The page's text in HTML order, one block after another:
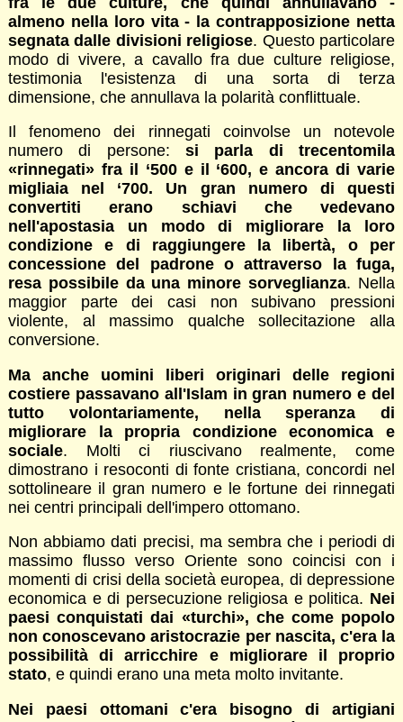
almeno nella loro vita - la contrapposizione netta
segnata dalle divisioni religiose. Questo particolare
modo di vivere, a cavallo fra due culture religiose,
testimonia l'esistenza di una sorta di terza
dimensione, che annullava la polarità conflittuale.
Il fenomeno dei rinnegati coinvolse un notevole
numero di persone: si parla di trecentomila
«rinnegati» fra il ‘500 e il ‘600, e ancora di varie
migliaia nel ‘700. Un gran numero di questi
convertiti erano schiavi che vedevano
nell'apostasia un modo di migliorare la loro
condizione e di raggiungere la libertà, o per
concessione del padrone o attraverso la fuga,
resa possibile da una minore sorveglianza. Nella
maggior parte dei casi non subivano pressioni
violente, al massimo qualche sollecitazione alla
conversione.
Ma anche uomini liberi originari delle regioni
costiere passavano all'Islam in gran numero e del
tutto volontariamente, nella speranza di
migliorare la propria condizione economica e
sociale. Molti ci riuscivano realmente, come
dimostrano i resoconti di fonte cristiana, concordi nel
sottolineare il gran numero e le fortune dei rinnegati
nei centri principali dell'impero ottomano.
Non abbiamo dati precisi, ma sembra che i periodi di
massimo flusso verso Oriente sono coincisi con i
momenti di crisi della società europea, di depressione
economica e di persecuzione religiosa e politica. Nei
paesi conquistati dai «turchi», che come popolo
non conoscevano aristocrazie per nascita, c'era la
possibilità di arricchire e migliorare il proprio
stato, e quindi erano una meta molto invitante.
Nei paesi ottomani c'era bisogno di artigiani